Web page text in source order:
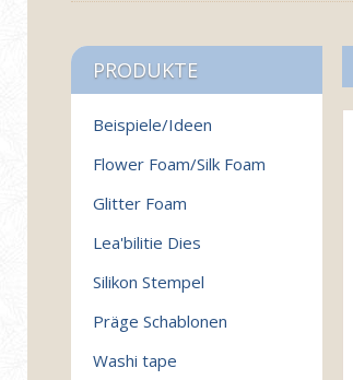
PRODUKTE
Beispiele/Ideen
Flower Foam/Silk Foam
Glitter Foam
Lea'bilitie Dies
Silikon Stempel
Präge Schablonen
Washi tape